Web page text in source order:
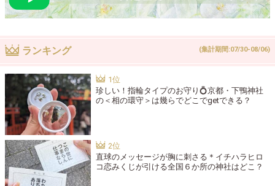
ランキング (集計期間:07/30-08/06)
珍しい！指輪タイプのお守り💍京都・下鴨神社
の＜相の環守＞は幾らでどこでgetできる？
直球のメッセージが胸に刺さる＊イチハラヒロ
コ恋みくじが引ける全国６か所の神社はどこ？